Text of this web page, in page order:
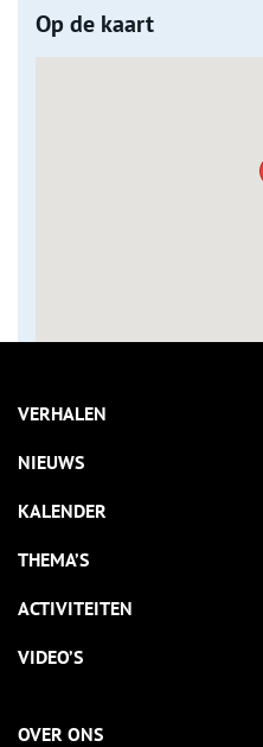
Op de kaart
VERHALEN
NIEUWS
KALENDER
THEMA’S
ACTIVITEITEN
VIDEO’S
OVER ONS